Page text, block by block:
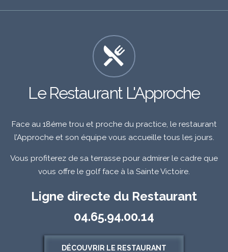
Le Restaurant L'Approche
Face au 18éme trou et proche du practice, le restaurant
l’Approche et son équipe vous accueille tous les jours.
Vous profiterez de sa terrasse pour admirer le cadre que
vous offre le golf face à la Sainte Victoire.
Ligne directe du Restaurant
04.65.94.00.14
DÉCOUVRIR LE RESTAURANT